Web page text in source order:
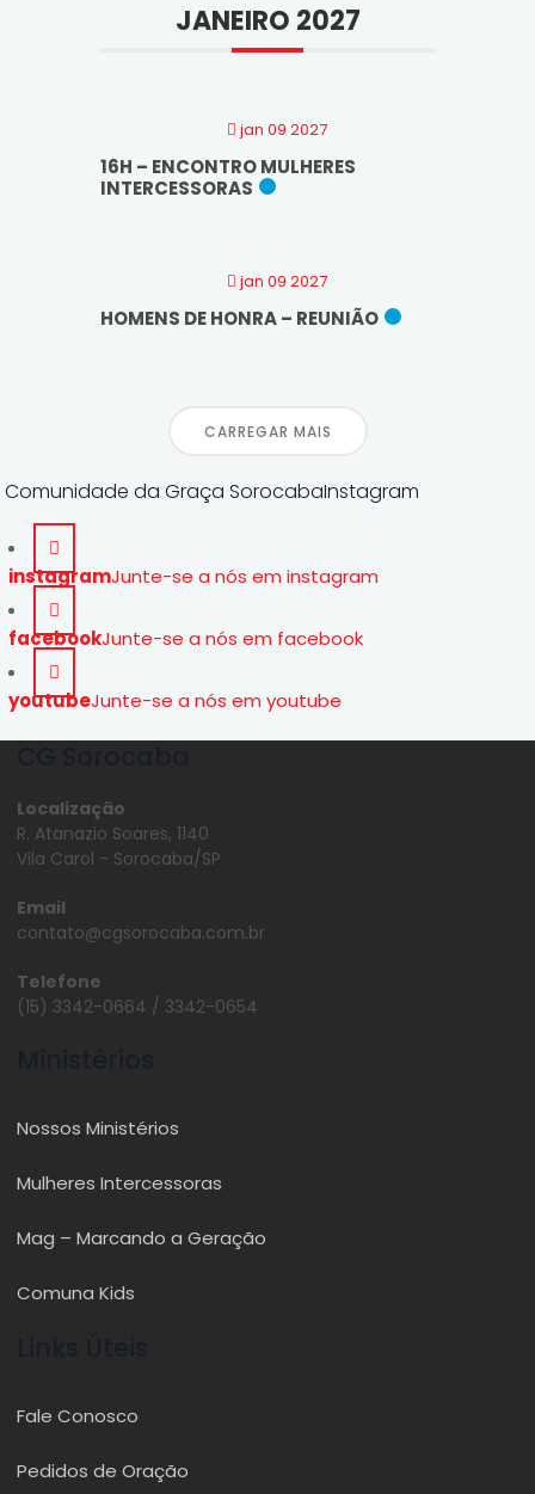
JANEIRO 2027
jan 09 2027
16H – ENCONTRO MULHERES
INTERCESSORAS
jan 09 2027
HOMENS DE HONRA – REUNIÃO
CARREGAR MAIS
Comunidade da Graça SorocabaInstagram
instagramJunte-se a nós em instagram
facebookJunte-se a nós em facebook
youtubeJunte-se a nós em youtube
Localização
R. Atanazio Soares, 1140
Vila Carol - Sorocaba/SP
Email
contato@cgsorocaba.com.br
Telefone
(15) 3342-0664 / 3342-0654
Nossos Ministérios
Mulheres Intercessoras
Mag – Marcando a Geração
Comuna Kids
Fale Conosco
Pedidos de Oração